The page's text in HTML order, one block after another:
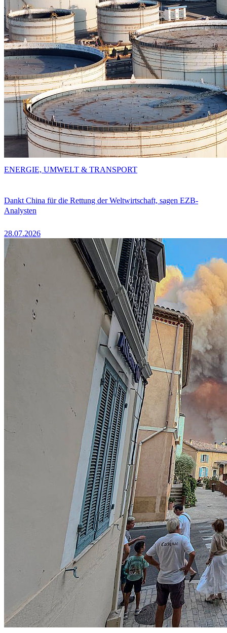
Dankt China für die Rettung der Weltwirtschaft, sagen EZB-
Analysten
28.07.2026
ENERGIE, UMWELT & TRANSPORT